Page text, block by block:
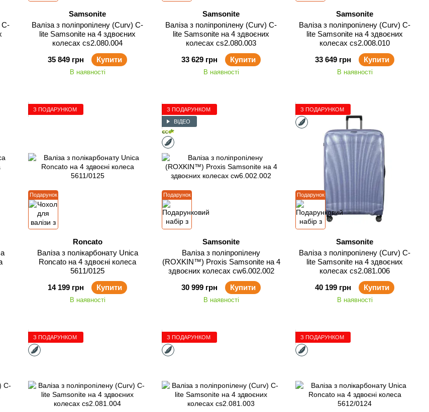
C-
Samsonite
Валіза з поліпропілену (Curv) C-
lite Samsonite на 4 здвоєних
колесах cs2.080.004
35 849 грн
Купити
В наявності
Samsonite
Валіза з поліпропілену (Curv) C-
lite Samsonite на 4 здвоєних
колесах cs2.080.003
33 629 грн
Купити
В наявності
Samsonite
Валіза з поліпропілену (Curv) C-
lite Samsonite на 4 здвоєних
колесах cs2.008.010
33 649 грн
Купити
В наявності
Подарунок
З ПОДАРУНКОМ
Roncato
Валіза з полікарбонату Unica
Roncato на 4 здвоєні колеса
5611/0125
14 199 грн
Купити
В наявності
Подарунок
З ПОДАРУНКОМ
ВІДЕО
Samsonite
Валіза з поліпропілену
(ROXKIN™) Proxis Samsonite на 4
здвоєних колесах cw6.002.002
30 999 грн
Купити
В наявності
Подарунок
З ПОДАРУНКОМ
Samsonite
Валіза з поліпропілену (Curv) C-
lite Samsonite на 4 здвоєних
колесах cs2.081.006
40 199 грн
Купити
В наявності
З ПОДАРУНКОМ З ПОДАРУНКОМ З ПОДАРУНКОМ